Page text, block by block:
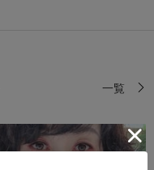
一覧